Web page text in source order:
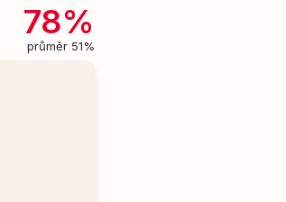
78%
průměr 51%